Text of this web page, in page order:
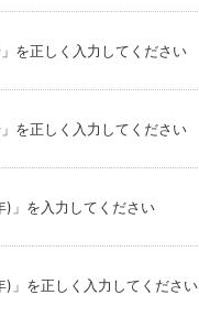
」を正しく入力してください
」を正しく入力してください
)」を入力してください
)」を正しく入力してください